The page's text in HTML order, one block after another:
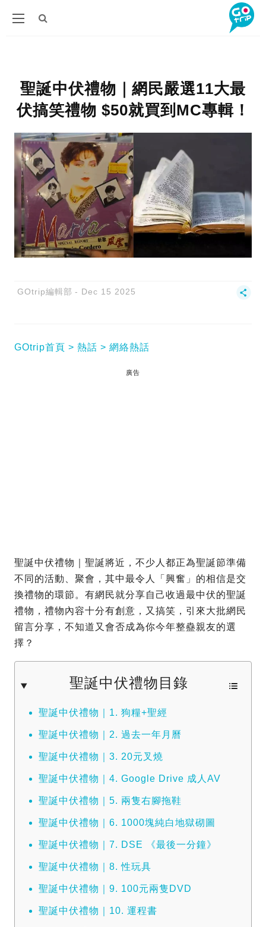
聖誕中伏禮物｜網民嚴選11大最
伏搞笑禮物 $50就買到MC專輯！
GOtrip編輯部 Dec 15 2025
GOtrip首頁 熱話 網絡熱話
廣告
聖誕中伏禮物｜聖誕將近，不少人都正為聖誕節準備
不同的活動、聚會，其中最令人「興奮」的相信是交
換禮物的環節。有網民就分享自己收過最中伏的聖誕
禮物，禮物內容十分有創意，又搞笑，引來大批網民
留言分享，不知道又會否成為你今年整蠱親友的選
擇？
聖誕中伏禮物目錄
聖誕中伏禮物｜1. 狗糧+聖經
聖誕中伏禮物｜2. 過去一年月曆
聖誕中伏禮物｜3. 20元叉燒
聖誕中伏禮物｜4. Google Drive 成人AV
聖誕中伏禮物｜5. 兩隻右腳拖鞋
聖誕中伏禮物｜6. 1000塊純白地獄砌圖
聖誕中伏禮物｜7. DSE 《最後一分鐘》
聖誕中伏禮物｜8. 性玩具
聖誕中伏禮物｜9. 100元兩隻DVD
聖誕中伏禮物｜10. 運程書